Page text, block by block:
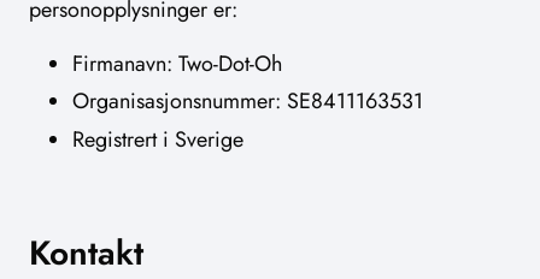
personopplysninger er:
Firmanavn: Two-Dot-Oh
Organisasjonsnummer: SE8411163531
Registrert i Sverige
Kontakt